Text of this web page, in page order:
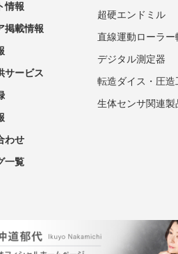
情報
掲載情報
サービス
わせ
一覧
超硬エンドミル
直線運動ローラー
デジタル測定器
転造ダイス・圧
生体センサ関連製